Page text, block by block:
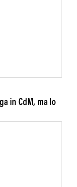
in CdM, ma lo